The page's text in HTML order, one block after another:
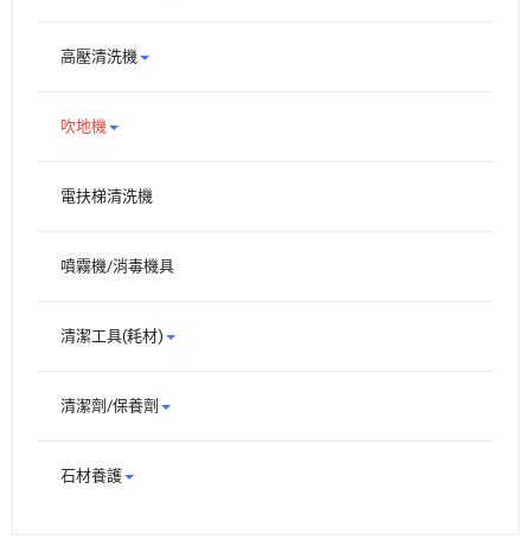
高壓清洗機
吹地機
電扶梯清洗機
噴霧機/消毒機具
清潔工具(耗材)
清潔劑/保養劑
石材養護